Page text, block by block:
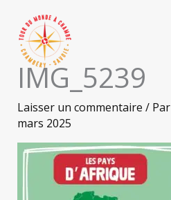
contenu
IMG_5239
Laisser un commentaire / Par
mars 2025